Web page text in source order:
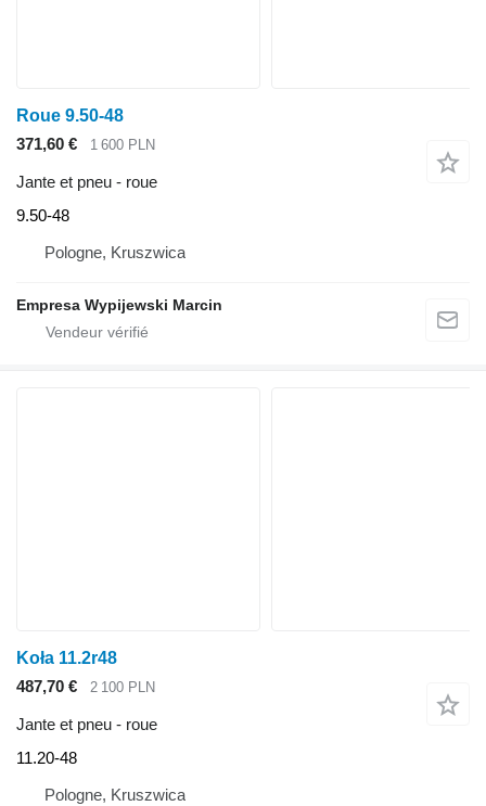
Roue 9.50-48
371,60 €
1 600 PLN
Jante et pneu - roue
9.50-48
Pologne, Kruszwica
Empresa Wypijewski Marcin
Koła 11.2r48
487,70 €
2 100 PLN
Jante et pneu - roue
11.20-48
Pologne, Kruszwica